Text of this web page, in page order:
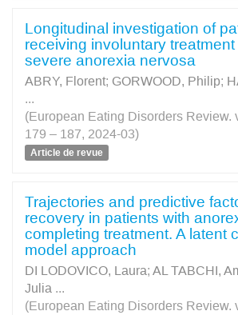
Longitudinal investigation of
receiving involuntary
severe anorexia nervosa
ABRY, Florent; GORWOOD, Philip;
...
(European Eating Disorders Review.
179 – 187, 2024-03)
Article de revue
Trajectories and predictive
recovery in patients with
completing treatment. A latent
model approach
DI LODOVICO, Laura; AL TABCHI,
Julia ...
(European Eating Disorders Review.